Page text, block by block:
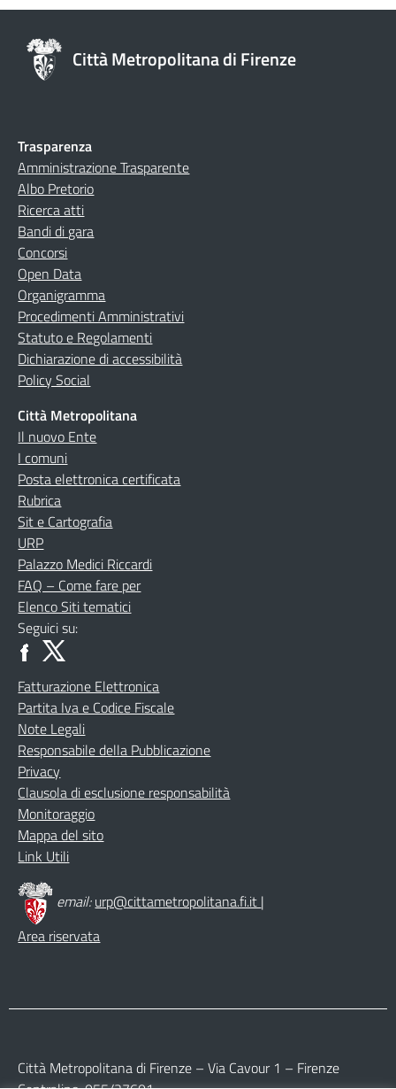
Città Metropolitana di Firenze
Trasparenza
Amministrazione Trasparente
Albo Pretorio
Ricerca atti
Bandi di gara
Concorsi
Open Data
Organigramma
Procedimenti Amministrativi
Statuto e Regolamenti
Dichiarazione di accessibilità
Policy Social
Città Metropolitana
Il nuovo Ente
I comuni
Posta elettronica certificata
Rubrica
Sit e Cartografia
URP
Palazzo Medici Riccardi
FAQ – Come fare per
Elenco Siti tematici
Seguici su:
Fatturazione Elettronica
Partita Iva e Codice Fiscale
Note Legali
Responsabile della Pubblicazione
Privacy
Clausola di esclusione responsabilità
Monitoraggio
Mappa del sito
Link Utili
email:urp@cittametropolitana.fi.it |
Area riservata
Città Metropolitana di Firenze – Via Cavour 1 – Firenze